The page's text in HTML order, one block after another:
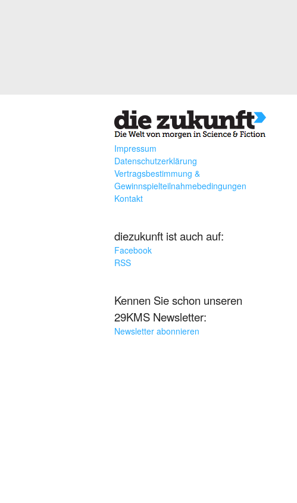
Impressum
Datenschutzerklärung
Vertragsbestimmung &
Gewinnspielteilnahmebedingungen
Kontakt
diezukunft ist auch auf:
Facebook
RSS
Kennen Sie schon unseren
29KMS Newsletter:
Newsletter abonnieren